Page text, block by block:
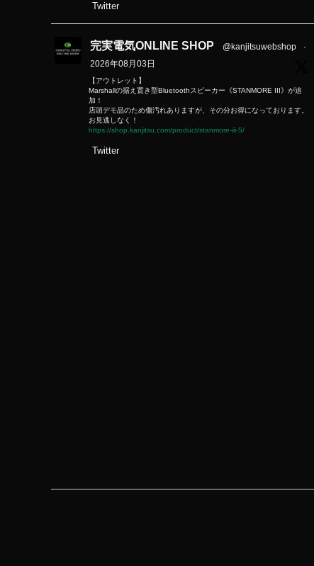
Twitter
完実電気ONLINE SHOP @kanjitsuwebshop
·
2026年08月03日
【アウトレット】
Marshallの据え置き型Bluetoothスピーカー《STANMORE III》が追
加！
店頭デモ品のため傷汚れありますが、その分お得になっております。
お見逃しなく！
https://shop.kanjitsu.com/product/stanmore-iii-5/
Twitter